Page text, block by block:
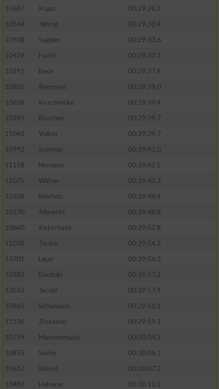
10687
Kujas
00:29:28.3
10564
Jähnig
00:29:30.4
10908
Saglam
00:29:33.6
10429
Fuchs
00:29:37.1
10291
Beck
00:29:37.8
10865
Remmert
00:29:39.0
10658
Koschnicke
00:29:39.4
10345
Büscher
00:29:39.7
11063
Völker
00:29:39.7
10992
Sommer
00:29:41.0
11158
Noname
00:29:42.5
11075
Walter
00:29:43.3
10308
Birkholz
00:29:44.4
10270
Albrecht
00:29:48.8
10660
Kotschate
00:29:52.8
11038
Teske
00:29:54.3
10701
Laue
00:29:56.3
10283
Banitzki
00:29:57.2
10563
Jacobi
00:29:57.9
10965
Schumann
00:29:58.1
11136
Ziesemer
00:29:59.3
10759
Mavrommatis
00:30:04.3
10855
Sachs
00:30:06.1
10617
Kiesel
00:30:07.3
10486
Haberer
00:30:10.1